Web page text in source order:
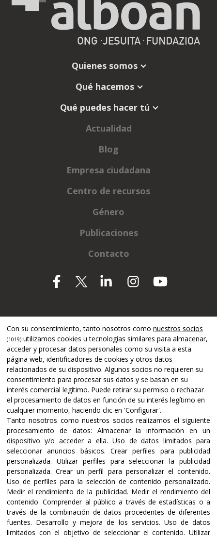
Quienes somos
Qué hacemos
Qué puedes hacer tú
Actualidad
Blog
Empresa ciudadana
Centro de recursos
Género
Publicaciones
Contacto
Certificaciones y acreditaciones
Con su consentimiento, tanto nosotros como nuestros socios
(1019) utilizamos cookies u tecnologías similares para almacenar,
acceder y procesar datos personales como su visita a esta
página web, identificadores de cookies y otros datos
relacionados de su dispositivo. Algunos socios no requieren su
consentimiento para procesar sus datos y se basan en su
interés comercial legítimo. Puede retirar su permiso o rechazar
el procesamiento de datos en función de su interés legítimo en
cualquier momento, haciendo clic en 'Configurar'.
Tanto nosotros como nuestros socios realizamos el siguiente
procesamiento de datos: Almacenar la información en un
dispositivo y/o acceder a ella. Uso de datos limitados para
seleccionar anuncios básicos.Crear perfiles para publicidad
personalizada. Utilizar perfiles para seleccionar la publicidad
personalizada.Crear un perfil para personalizar el contenido.
Uso de perfiles para la selección de contenido personalizado.
Medir el rendimiento de la publicidad. Medir el rendimiento del
contenido.Comprender al público a través de estadísticas o a
través de la combinación de datos procedentes de diferentes
fuentes. Desarrollo y mejora de los servicios. Uso de datos
limitados con el objetivo de seleccionar el contenido. Utilizar